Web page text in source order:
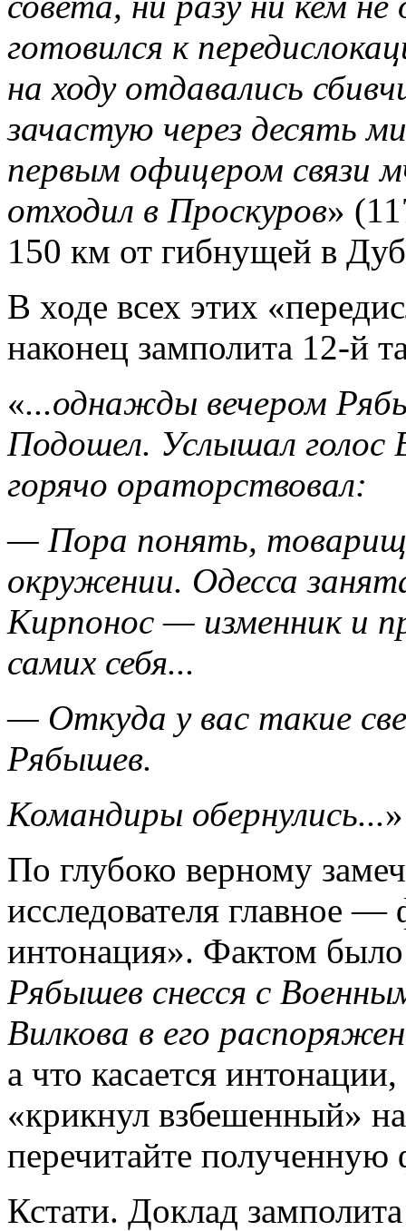
готовился к
на ходу отдавались
зачастую через десять
первым офицером связи
отходил в Проскуров»
150 км от гибнущей в
В ходе всех этих
наконец замполита 12-й
«...однажды вечером
Подошел. Услышал голос
горячо ораторствовал:
— Пора понять,
окружении. Одесса
Кирпонос — изменник и
самих себя...
— Откуда у вас такие
Рябышев.
Командиры обернулись...»
По глубоко верному
исследователя главное
интонация». Фактом
Рябышев снесся с
Вилкова в его
а что касается
«крикнул взбешенный»
перечитайте полученную
Кстати. Доклад